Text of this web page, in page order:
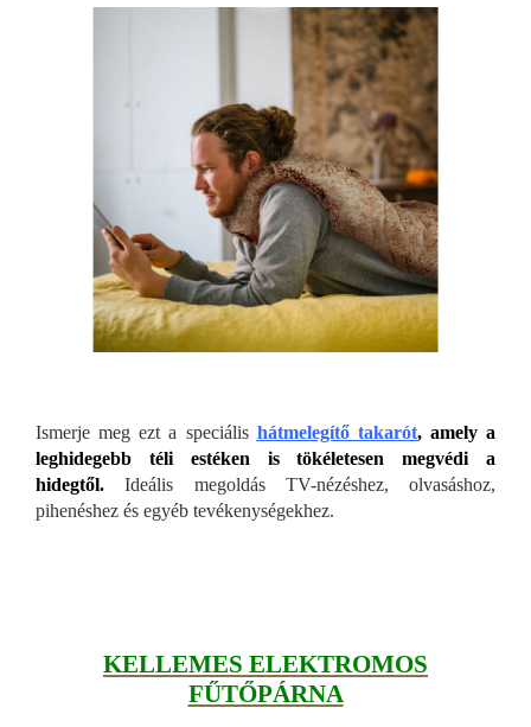
Ismerje meg ezt a speciális hátmelegítő takarót, amely a
leghidegebb téli estéken is tökéletesen megvédi a
hidegtől.Ideális megoldás TV-nézéshez, olvasáshoz,
pihenéshez és egyéb tevékenységekhez.
KELLEMES ELEKTROMOS
FŰTŐPÁRNA